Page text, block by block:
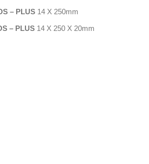
– PLUS 14 X 250mm
– PLUS 14 X 250 X 20mm